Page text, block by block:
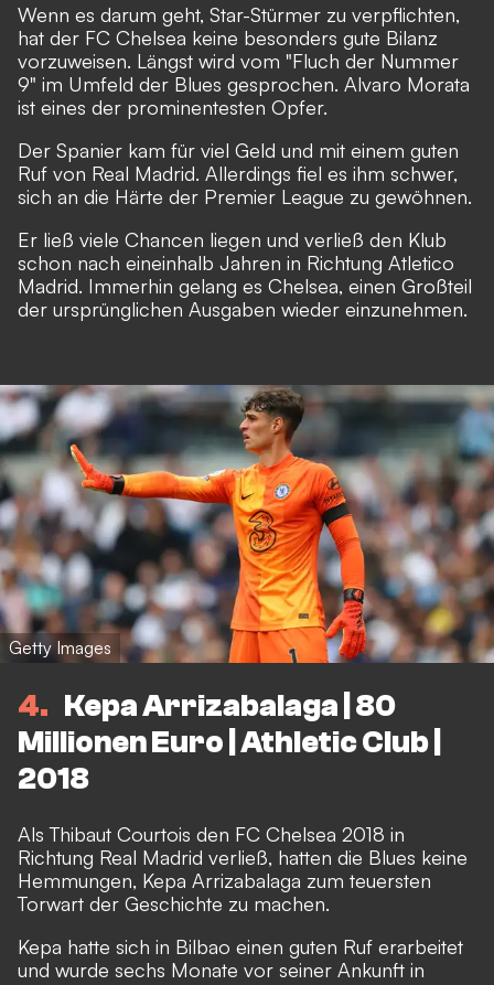
Wenn es darum geht, Star-Stürmer zu verpflichten,
hat der FC Chelsea keine besonders gute Bilanz
vorzuweisen. Längst wird vom "Fluch der Nummer
9" im Umfeld der Blues gesprochen. Alvaro Morata
ist eines der prominentesten Opfer.
Der Spanier kam für viel Geld und mit einem guten
Ruf von Real Madrid. Allerdings fiel es ihm schwer,
sich an die Härte der Premier League zu gewöhnen.
Er ließ viele Chancen liegen und verließ den Klub
schon nach eineinhalb Jahren in Richtung Atletico
Madrid. Immerhin gelang es Chelsea, einen Großteil
der ursprünglichen Ausgaben wieder einzunehmen.
Getty Images
4
Kepa Arrizabalaga | 80
Millionen Euro | Athletic Club |
2018
Als Thibaut Courtois den FC Chelsea 2018 in
Richtung Real Madrid verließ, hatten die Blues keine
Hemmungen, Kepa Arrizabalaga zum teuersten
Torwart der Geschichte zu machen.
Kepa hatte sich in Bilbao einen guten Ruf erarbeitet
und wurde sechs Monate vor seiner Ankunft in